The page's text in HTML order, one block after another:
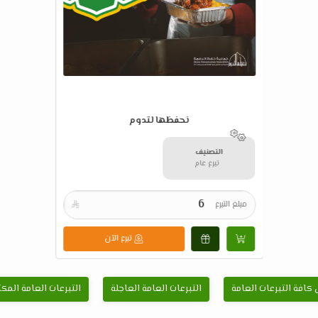
نحفظها لتدوم
التصنيف
تبرع عام
مبلغ التبرع 
تبرع الآن
التبرعات العامة التبرعات العامة العاجلة التبرعات العامة